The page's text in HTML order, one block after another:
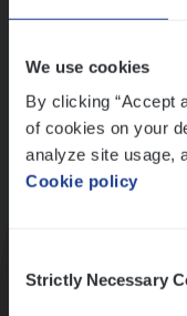
We use cookies
By clicking “Accept
of cookies on your
analyze site usage,
Cookie policy
Selection
Strictly Necessary